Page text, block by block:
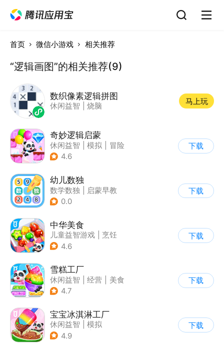
首页 微信小游戏 相关推荐
“逻辑画图”的相关推荐(9)
数织像素逻辑拼图
休闲益智 烧脑
马上玩
奇妙逻辑启蒙
休闲益智 模拟
冒险
| 宝宝巴士
4.6
下载
幼儿数独
数学数独
启蒙早教
0.0
下载
中华美食
儿童益智游戏
烹饪
4.6
下载
雪糕工厂
休闲益智 经营
美食
| 宝宝巴士
4.7
下载
宝宝冰淇淋工厂
休闲益智
模拟
| 宝宝巴士
4.9
下载